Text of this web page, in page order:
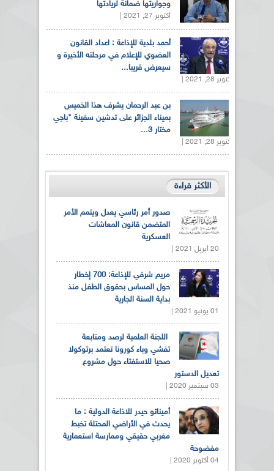
وجواريتها ضمانة لريادتها
أكتوبر 27, 2021 |
أحمد بلدية للإذاعة : اعداد القانون
العضوي للإعلام في مرحلته الأخيرة و
سيعرض قريبا...
أكتوبر 28, 2021 |
بن عبد الرحمان يشرف هذا الخميس
بميناء الجزائر على تدشين سفينة "باجي
مختار 3...
أكتوبر 28, 2021 |
الأكثر قراءة
صدور أمر رئاسي يعدل ويتمم الأمر
المتضمن قانون المعاشات
العسكرية
20 أبريل 2021 |
مريم شرفي للإذاعة: 700 إخطار
حول المساس بحقوق الطفل منذ
بداية السنة الجارية
01 يونيو 2021 |
اللجنة العلمية لرصد ومتابعة
تفشي وباء كورونا تعتمد برتوكولا
صحيا للاستفتاء حول مشروع
تعديل الدستور
03 سبتمبر 2020 |
أميناتو حيدر للاذاعة الدولية : ما
يحدث في الأراضي المحتلة تخبط
مغربي حقيقي وممارسة استعمارية
مفضوحة
04 أكتوبر 2020 |